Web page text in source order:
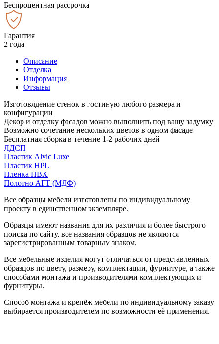
Беспроцентная рассрочка
Гарантия
2 года
Описание
Отделка
Информация
Отзывы
Изготовлдение стенок в гостиную любого размера и
конфигурации
Декор и отделку фасадов можно выполнить под вашу задумку
Возможно сочетание нескольких цветов в одном фасаде
Бесплатная сборка в течение 1-2 рабочих дней
ЛДСП
Пластик Alvic Luxe
Пластик HPL
Пленка ПВХ
Полотно АГТ (МДФ)
Все образцы мебели изготовлены по индивидуальному
проекту в единственном экземпляре.
Образцы имеют названия для их различия и более быстрого
поиска по сайту, все названия образцов не являются
зарегистрированным товарным знаком.
Все мебельные изделия могут отличаться от представленных
образцов по цвету, размеру, комплектации, фурнитуре, а также
способами монтажа и производителями комплектующих и
фурнитуры.
Способ монтажа и крепёж мебели по индивидуальному заказу
выбирается производителем по возможности её применения.